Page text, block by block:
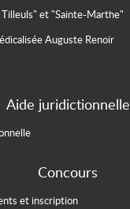
et "Sainte-Marthe"
Auguste Renoir
Aide juridictionnelle
Concours
et inscription